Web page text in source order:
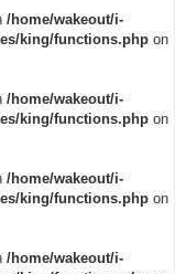
/home/wakeout/i-
king/functions.php on
/home/wakeout/i-
king/functions.php on
/home/wakeout/i-
king/functions.php on
/home/wakeout/i-